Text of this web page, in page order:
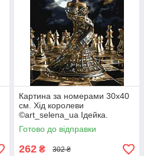
Картина за номерами 30х40
см. Хід королеви
©art_selena_ua Ідейка.
KHO8560
Готово до відправки
262 ₴ 302 ₴